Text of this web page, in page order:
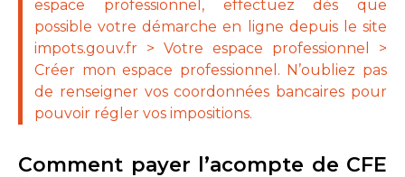
espace professionnel, effectuez dès que
possible votre démarche en ligne depuis le site
impots.gouv.fr > Votre espace professionnel >
Créer mon espace professionnel. N’oubliez pas
de renseigner vos coordonnées bancaires pour
pouvoir régler vos impositions.
Comment payer l’acompte de CFE